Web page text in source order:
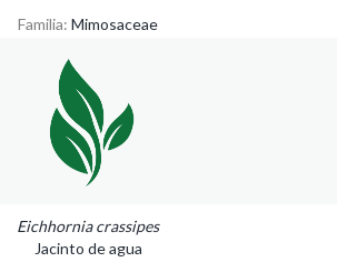
Familia: Mimosaceae
Eichhornia crassipes
Jacinto de agua